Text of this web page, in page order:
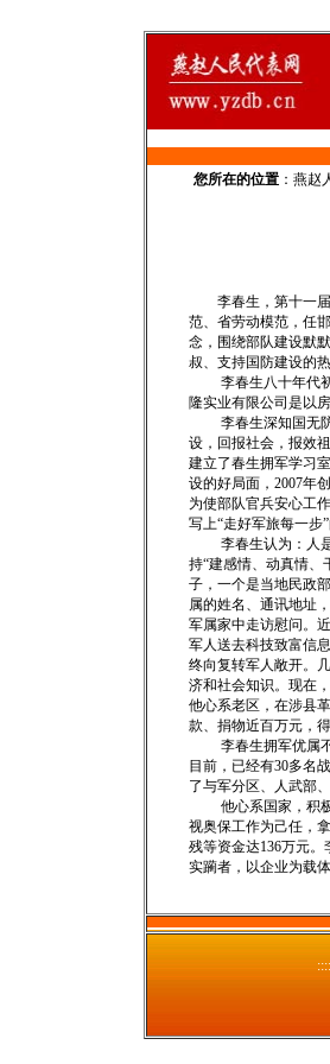
您所在的位置： 燕赵
李春生，第十一届
范、省劳动模范，任
念，围绕部队建设默
叔、支持国防建设的
李春生八十年代初
隆实业有限公司是以
李春生深知国无防
设，回报社会，报效
建立了春生拥军学习
设的好局面，2007年
为使部队官兵安心工
写上“走好军旅每一步
李春生认为：人是
持“建感情、动真情、
子，一个是当地民政
属的姓名、通讯地址
军属家中走访慰问。
军人送去科技致富信
终向复转军人敞开。
济和社会知识。现在
他心系老区，在涉县
款、捐物近百万元，
李春生拥军优属不
目前，已经有30多名
了与军分区、人武部
他心系国家，积极
视奥保工作为己任，
残等资金达136万元
实躏者，以企业为载